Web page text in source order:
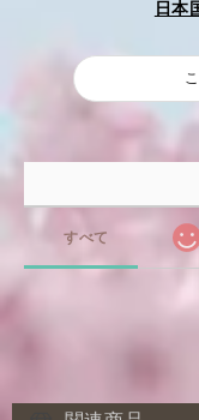
日本
すべて